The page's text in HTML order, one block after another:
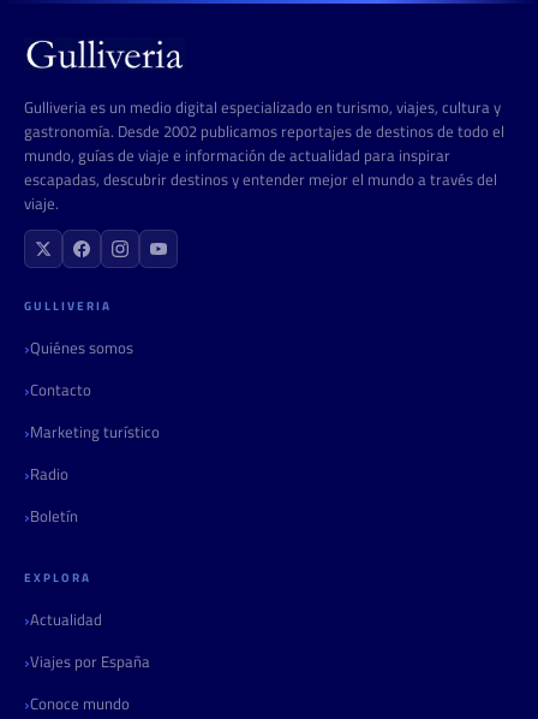
Gulliveria es un medio digital especializado en turismo, viajes, cultura y
gastronomía. Desde 2002 publicamos reportajes de destinos de todo el
mundo, guías de viaje e información de actualidad para inspirar
escapadas, descubrir destinos y entender mejor el mundo a través del
viaje.
GULLIVERIA
Quiénes somos
Contacto
Marketing turístico
Radio
Boletín
EXPLORA
Actualidad
Viajes por España
Conoce mundo